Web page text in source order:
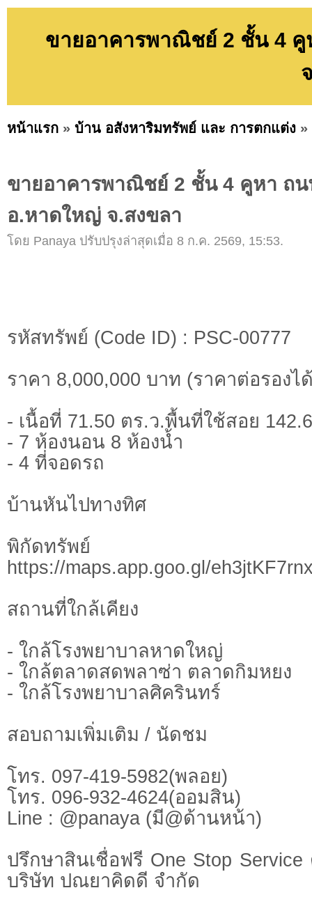
ขายอาคารพาณิชย์ 2 ชั้น 4
หน้าแรก » บ้าน อสังหาริมทรัพย์ และ การตกแต่ง »
ขายอาคารพาณิชย์ 2 ชั้น 4 คูหา ถน
อ.หาดใหญ่ จ.สงขลา
โดย Panaya ปรับปรุงล่าสุดเมื่อ 8 ก.ค. 2569, 15:53.
รหัสทรัพย์ (Code ID) : PSC-00777
ราคา 8,000,000 บาท (ราคาต่อรองไ
- เนื้อที่ 71.50 ตร.ว.พื้นที่ใช้สอย
- 7 ห้องนอน 8 ห้องน้ำ
- 4 ที่จอดรถ
บ้านหันไปทางทิศ
พิกัดทรั
https://maps.app.goo.gl/
สถานที่ใกล้เคียง
- ใกล้โรงพยาบาลหาดใหญ่
- ใกล้ตลาดสดพลาซ่า ตลาดกิมหยง
- ใกล้โรงพยาบาลศิครินทร์
สอบถามเพิ่มเติม / นัดชม
โทร. 097-419-5982(พลอย)
โทร. 096-932-4624(ออมสิน)
Line : @panaya (มี@ด้านหน้า)
ปรึกษาสินเชื่อฟรี One Stop
บริษัท ปณยาคิดดี จำกัด